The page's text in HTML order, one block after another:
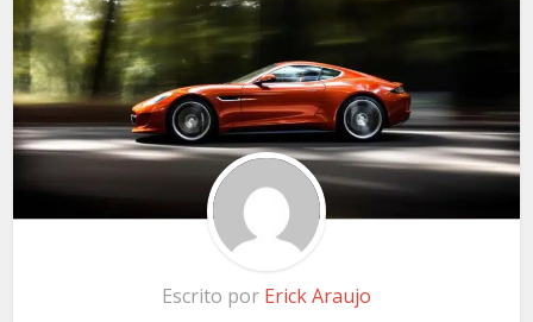
Escrito por Erick Araujo